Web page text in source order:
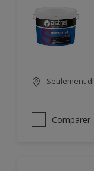
Seulement
Comparer